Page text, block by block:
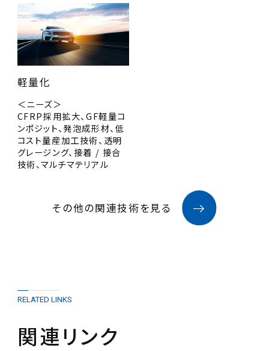
軽量化
＜ニーズ＞
CFRP採用拡大、GF軽量コ
ンポジット、発泡成形材、低
コスト量産加工技術、透明
グレージング、接着 / 接合
技術、マルチマテリアル
その他の関連技術を見る
RELATED LINKS
関連リンク